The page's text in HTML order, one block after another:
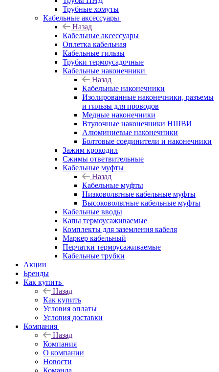
Трубные хомуты
Кабельные аксессуары
Назад
Кабельные аксессуары
Оплетка кабельная
Кабельные гильзы
Трубки термоусадочные
Кабельные наконечники
Назад
Кабельные наконечники
Изолированные наконечники, разъемы
и гильзы для проводов
Медные наконечники
Втулочные наконечники НШВИ
Алюминиевые наконечники
Болтовые соединители и наконечники
Зажим крокодил
Сжимы ответвительные
Кабельные муфты
Назад
Кабельные муфты
Низковольтные кабельные муфты
Высоковольтные кабельные муфты
Кабельные вводы
Капы термоусаживаемые
Комплекты для заземления кабеля
Маркер кабельный
Перчатки термоусаживаемые
Кабельные трубки
Акции
Бренды
Как купить
Назад
Как купить
Условия оплаты
Условия доставки
Компания
Назад
Компания
О компании
Новости
Команда